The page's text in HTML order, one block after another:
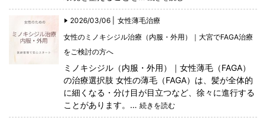
2026/03/06 |
女性薄毛治療
女性のミノキシジル治療（内服・外用）｜大宮でFAGA治療
をご検討の方へ
ミノキシジル（内服・外用）｜女性薄毛（FAGA）
の治療選択肢 女性の薄毛（FAGA）は、髪が全体的
に細くなる・分け目が目立つなど、徐々に進行する
ことがあります。… 続きを読む